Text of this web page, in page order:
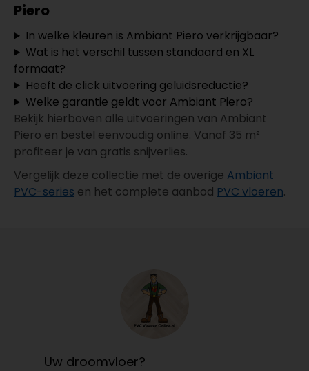
Piero
In welke kleuren is Ambiant Piero verkrijgbaar?
Wat is het verschil tussen standaard en XL
formaat?
Heeft de click uitvoering geluidsreductie?
Welke garantie geldt voor Ambiant Piero?
Bekijk hierboven alle uitvoeringen van Ambiant
Piero en bestel eenvoudig online. Vanaf 35 m²
profiteer je van gratis snijverlies.
Vergelijk deze collectie met de overige Ambiant
PVC-series en het complete aanbod PVC vloeren.
Uw droomvloer?